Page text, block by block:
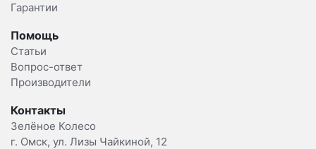
Гарантии
Помощь
Статьи
Вопрос-ответ
Производители
Контакты
Зелёное Колесо
г. Омск, ул. Лизы Чайкиной, 12